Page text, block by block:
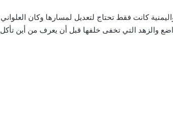
كانت فقط تحتاج لتعديل لمسارها وكان العلواني
والزهد التي تخفى خلفها قبل أن يعرف من أين تأكل